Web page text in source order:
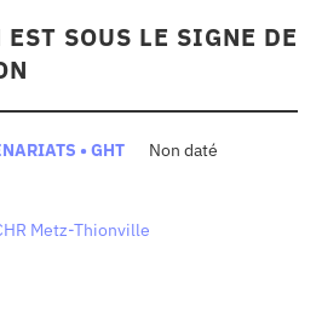
SOUS LE SIGNE DE
• GHT
Non daté
Metz-Thionville